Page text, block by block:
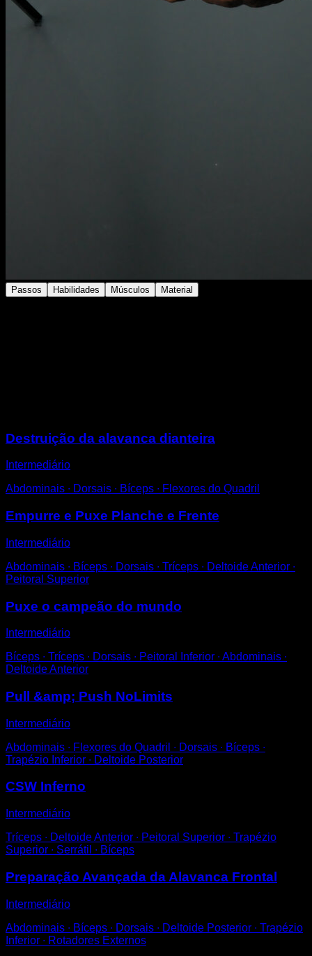
Passos Habilidades Músculos Material
Destruição da alavanca dianteira
Intermediário
Abdominais ∙ Dorsais ∙ Bíceps ∙ Flexores do Quadril
Empurre e Puxe Planche e Frente
Intermediário
Abdominais ∙ Bíceps ∙ Dorsais ∙ Tríceps ∙ Deltoide Anterior ∙
Peitoral Superior
Puxe o campeão do mundo
Intermediário
Bíceps ∙ Tríceps ∙ Dorsais ∙ Peitoral Inferior ∙ Abdominais ∙
Deltoide Anterior
Pull &amp; Push NoLimits
Intermediário
Abdominais ∙ Flexores do Quadril ∙ Dorsais ∙ Bíceps ∙
Trapézio Inferior ∙ Deltoide Posterior
CSW Inferno
Intermediário
Tríceps ∙ Deltoide Anterior ∙ Peitoral Superior ∙ Trapézio
Superior ∙ Serrátil ∙ Bíceps
Preparação Avançada da Alavanca Frontal
Intermediário
Abdominais ∙ Bíceps ∙ Dorsais ∙ Deltoide Posterior ∙ Trapézio
Inferior ∙ Rotadores Externos